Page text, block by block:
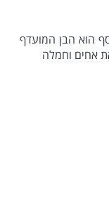
הוא הבן המועדף
אחים וחמלה